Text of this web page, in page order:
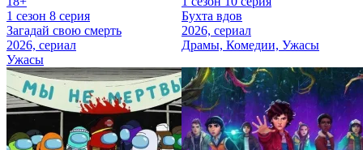
1 сезон 8 серия
Загадай свою смерть
2026, сериал
Ужасы
Бухта вдов
2026, сериал
Драмы, Комедии, Ужасы